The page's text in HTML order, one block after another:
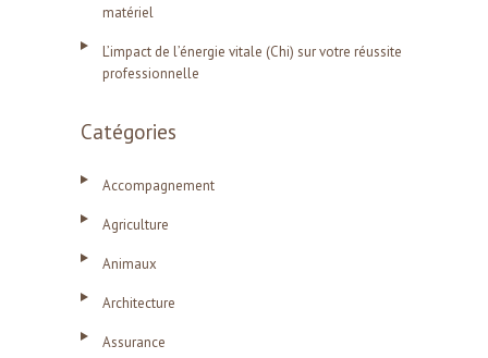
matériel
L’impact de l’énergie vitale (Chi) sur votre réussite
professionnelle
Catégories
Accompagnement
Agriculture
Animaux
Architecture
Assurance